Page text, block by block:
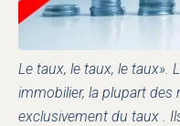
Le taux, le taux, le taux».
immobilier, la plupart
exclusivement du taux .